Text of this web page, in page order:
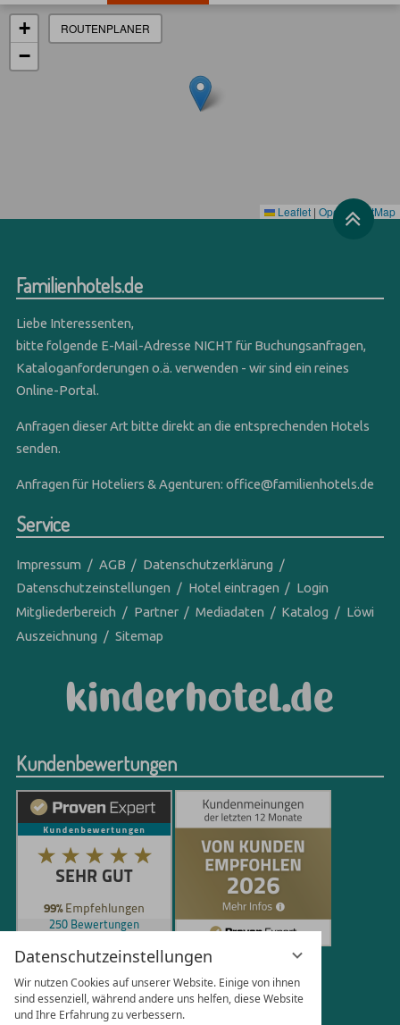
Datenschutzeinstellungen
Wir nutzen Cookies auf unserer Website. Einige von ihnen
sind essenziell, während andere uns helfen, diese Website
und Ihre Erfahrung zu verbessern.
+
−
ROUTENPLANER
Leaflet | OpenStreetMap
Familienhotels.de
Liebe Interessenten,
bitte folgende E-Mail-Adresse NICHT für Buchungsanfragen,
Kataloganforderungen o.ä. verwenden - wir sind ein reines
Online-Portal.
Anfragen dieser Art bitte direkt an die entsprechenden Hotels
senden.
Anfragen für Hoteliers & Agenturen:office@familienhotels.de
Service
Impressum AGB
Datenschutzerklärung
Datenschutzeinstellungen
Hotel eintragen
Login
Mitgliederbereich
Partner Mediadaten Katalog
Löwi
Auszeichnung
Sitemap
Kundenbewertungen